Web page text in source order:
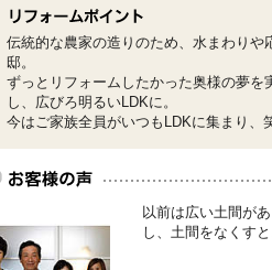
伝統的な農家の造りのため、水まわりや
邸。
ずっとリフォームしたかった奥様の夢を
し、広びろ明るいLDKに。
今はご家族全員がいつもLDKに集まり、
以前は広い土間が
し、土間をなくす